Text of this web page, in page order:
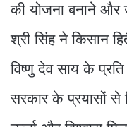
की योजना बनाने और
श्री सिंह ने किसान
विष्णु देव साय के
सरकार के प्रयासों से